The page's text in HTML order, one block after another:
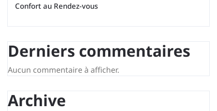
Confort au Rendez-vous
Derniers commentaires
Aucun commentaire à afficher.
Archive